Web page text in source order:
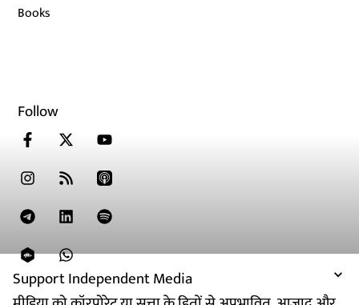
Support Independent Media
Books
Follow